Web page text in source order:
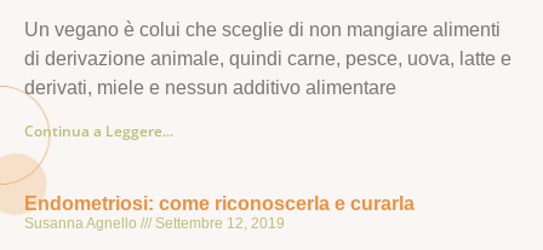
Un vegano è colui che sceglie di non mangiare alimenti
di derivazione animale, quindi carne, pesce, uova, latte e
derivati, miele e nessun additivo alimentare
Continua a Leggere...
Endometriosi: come riconoscerla e curarla
Susanna Agnello Settembre 12, 2019